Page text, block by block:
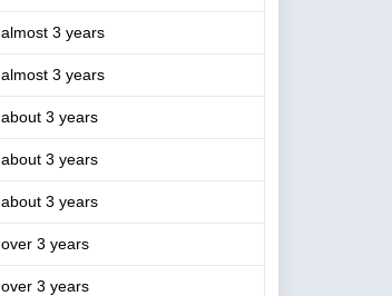
almost 3 years
almost 3 years
about 3 years
about 3 years
about 3 years
over 3 years
over 3 years